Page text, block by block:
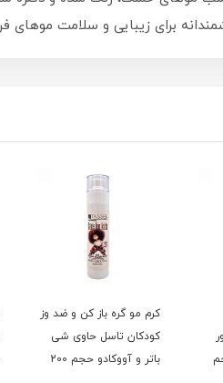
برای زیبایی و سلامت
کرم مو گره باز کن و ضد وز
کودکان تاسل حاوی شی
باتر و آووکادو حجم 200